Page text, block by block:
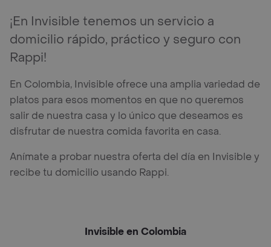
¡En Invisible tenemos un servicio a
domicilio rápido, práctico y seguro con
Rappi!
En Colombia, Invisible ofrece una amplia variedad de
platos para esos momentos en que no queremos
salir de nuestra casa y lo único que deseamos es
disfrutar de nuestra comida favorita en casa.
Anímate a probar nuestra oferta del día en Invisible y
recibe tu domicilio usando Rappi.
Invisible en Colombia